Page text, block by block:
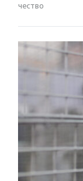
чест­во